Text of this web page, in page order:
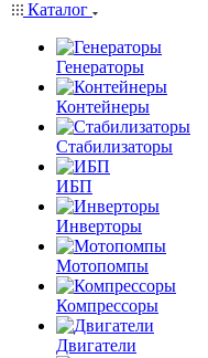
Каталог
Генераторы
Контейнеры
Стабилизаторы
ИБП
Инверторы
Мотопомпы
Компрессоры
Двигатели